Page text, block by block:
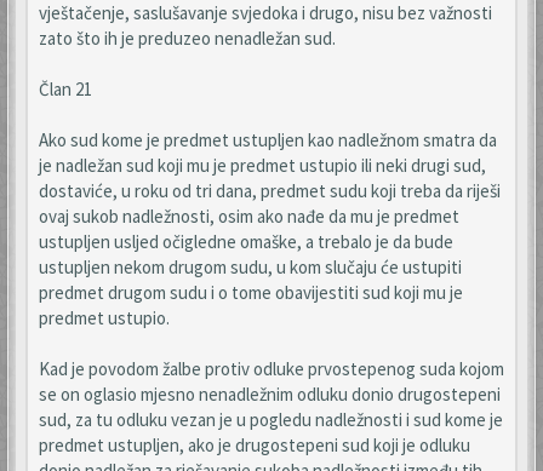
vještačenje, saslušavanje svjedoka i drugo, nisu bez važnosti
zato što ih je preduzeo nenadležan sud.
Član 21
Ako sud kome je predmet ustupljen kao nadležnom smatra da
je nadležan sud koji mu je predmet ustupio ili neki drugi sud,
dostaviće, u roku od tri dana, predmet sudu koji treba da riješi
ovaj sukob nadležnosti, osim ako nađe da mu je predmet
ustupljen usljed očigledne omaške, a trebalo je da bude
ustupljen nekom drugom sudu, u kom slučaju će ustupiti
predmet drugom sudu i o tome obavijestiti sud koji mu je
predmet ustupio.
Kad je povodom žalbe protiv odluke prvostepenog suda kojom
se on oglasio mjesno nenadležnim odluku donio drugostepeni
sud, za tu odluku vezan je u pogledu nadležnosti i sud kome je
predmet ustupljen, ako je drugostepeni sud koji je odluku